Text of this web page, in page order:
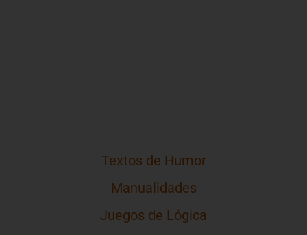
Textos de Humor
Manualidades
Juegos de Lógica